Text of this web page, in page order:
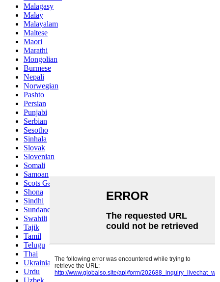
Malagasy
Malay
Malayalam
Maltese
Maori
Marathi
Mongolian
Burmese
Nepali
Norwegian
Pashto
Persian
Punjabi
Serbian
Sesotho
Sinhala
Slovak
Slovenian
Somali
Samoan
Scots Gaelic
Shona
Sindhi
Sundanese
Swahili
Tajik
Tamil
Telugu
Thai
Ukrainian
Urdu